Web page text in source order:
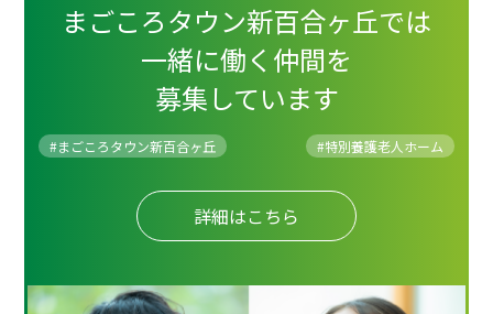
まごころタウン新百合ヶ丘では
一緒に働く仲間を
募集しています
#まごころタウン新百合ヶ丘 #特別養護老人ホーム
詳細はこちら